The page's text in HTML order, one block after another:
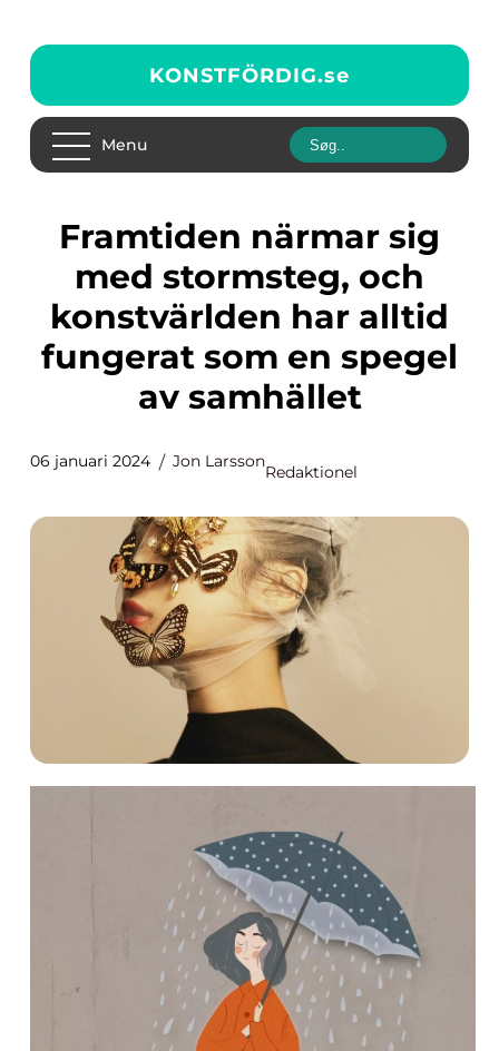
KONSTFÖRDIG.se
Menu
Framtiden närmar sig
med stormsteg, och
konstvärlden har alltid
fungerat som en spegel
av samhället
06 januari 2024 Jon Larsson
Redaktionel